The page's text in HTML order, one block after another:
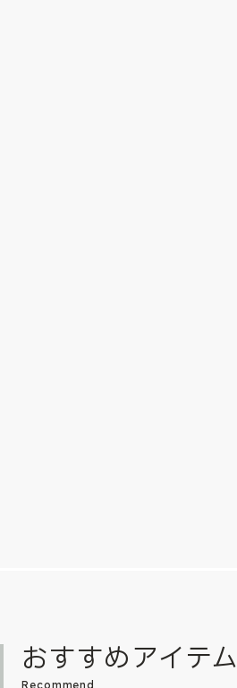
おすすめアイテム
Recommend